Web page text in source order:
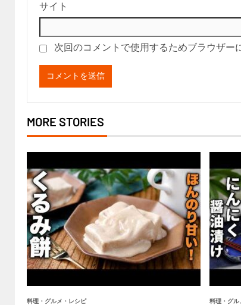
サイト
次回のコメントで使用するためブラウザー
MORE STORIES
料理・グルメ・レシピ 料理・グル